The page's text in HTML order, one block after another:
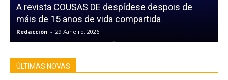
A revista COUSAS DE despídese despois de
máis de 15 anos de vida compartida
Redacción - 29 Xaneiro, 2026
ÚLTIMAS NOVAS